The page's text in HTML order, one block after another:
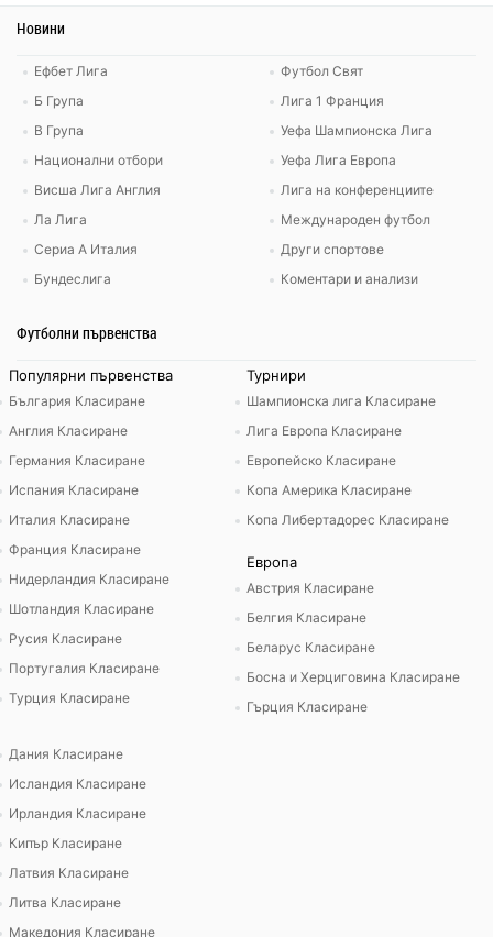
Новини
Ефбет Лига
Б Група
В Група
Национални отбори
Висша Лига Англия
Ла Лига
Сериа А Италия
Бундеслига
Футбол Свят
Лига 1 Франция
Уефа Шампионска Лига
Уефа Лига Европа
Лига на конференциите
Международен футбол
Други спортове
Коментари и анализи
Футболни първенства
Популярни първенства
България Класиране
Англия Класиране
Германия Класиране
Испания Класиране
Италия Класиране
Франция Класиране
Нидерландия Класиране
Шотландия Класиране
Русия Класиране
Португалия Класиране
Турция Класиране
Турнири
Шампионска лига Класиране
Лига Европа Класиране
Европейско Класиране
Копа Америка Класиране
Копа Либертадорес Класиране
Европа
Австрия Класиране
Белгия Класиране
Беларус Класиране
Босна и Херциговина Класиране
Гърция Класиране
Дания Класиране
Исландия Класиране
Ирландия Класиране
Кипър Класиране
Латвия Класиране
Литва Класиране
Македония Класиране